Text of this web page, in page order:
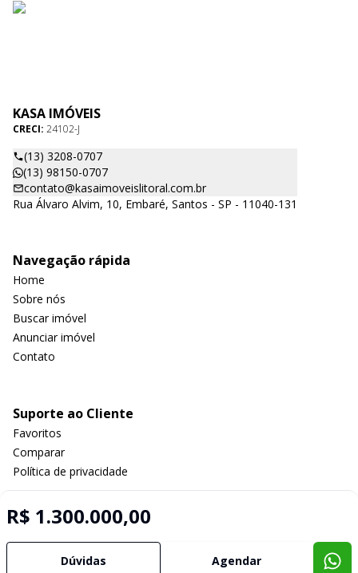
R$ 1.300.000,00
Dúvidas Agendar
KASA IMÓVEIS
CRECI: 24102-J
(13) 3208-0707
(13) 98150-0707
contato@kasaimoveislitoral.com.br
Rua Álvaro Alvim, 10, Embaré, Santos - SP - 11040-131
Navegação rápida
Home
Sobre nós
Buscar imóvel
Anunciar imóvel
Contato
Suporte ao Cliente
Favoritos
Comparar
Política de privacidade
Selo de Tecnologia Loft